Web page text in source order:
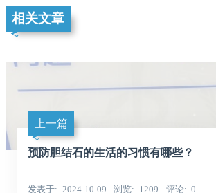
相关文章
上一篇
预防胆结石的生活的习惯有哪些？
发表于 2024-10-09 浏览 1209 评论 0